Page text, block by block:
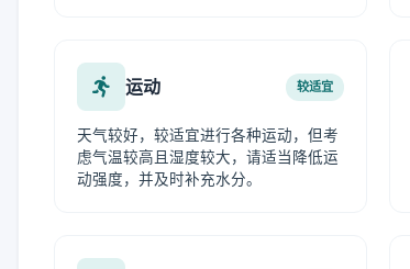
运动 较适宜
天气较好，较适宜进行各种运动，但考
虑气温较高且湿度较大，请适当降低运
动强度，并及时补充水分。